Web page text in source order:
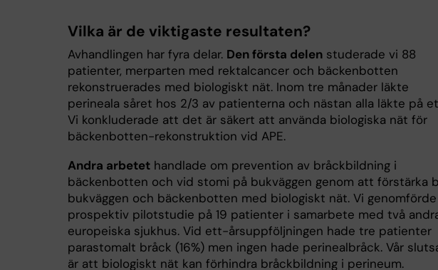
Vilka är de viktigaste resultaten?
Avhandlingen har fyra delar. Den första delen studerade vi 88
patienter, merparten med rektalcancer och bäckenbotten
rekonstruerades med biologiskt nät. Inom tre månader läkte
perineala såret hos 2/3 av patienterna och nästan alla läkte på
Vi konkluderade att det är säkert att använda biologiska nät för
bäckenbotten-rekonstruktion vid APE.
Andra arbetet handlade om prevention av bråckbildning i
bäckenbotten och vid stomi på bukväggen genom att förstärka
bukväggen och bäckenbotten med biologiskt nät. Vi
prospektiv pilotstudie på 19 patienter i samarbete med två
europeiska sjukhus. Vid ett-årsuppföljningen hade tre patienter
parastomalt bråck (16%) men ingen hade perinealbråck. Vår
är att biologiskt nät kan förhindra bråckbildning i perineum.